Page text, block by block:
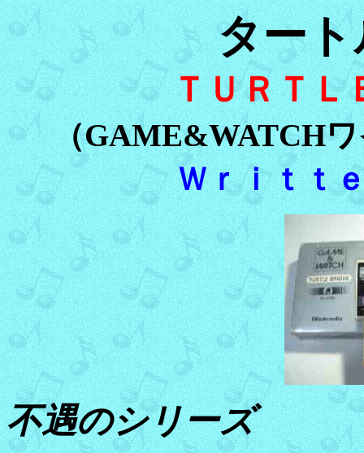
ター
ＴＵＲＴ
（GAME&WATCH
Ｗｒｉｔｔ
不遇のシリーズ